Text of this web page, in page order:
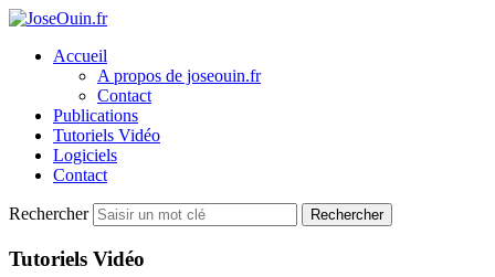
Accueil
A propos de joseouin.fr
Contact
Publications
Tutoriels Vidéo
Logiciels
Contact
Rechercher Rechercher
Tutoriels Vidéo